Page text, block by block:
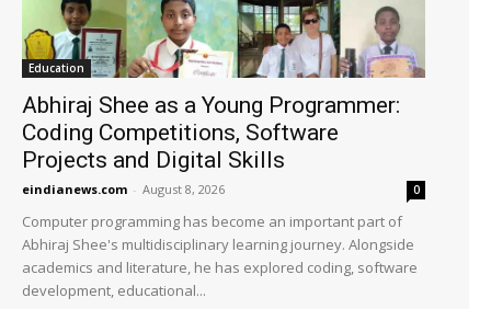
Education
Abhiraj Shee as a Young Programmer:
Coding Competitions, Software
Projects and Digital Skills
eindianews.com - August 8, 2026 0
Computer programming has become an important part of
Abhiraj Shee's multidisciplinary learning journey. Alongside
academics and literature, he has explored coding, software
development, educational...